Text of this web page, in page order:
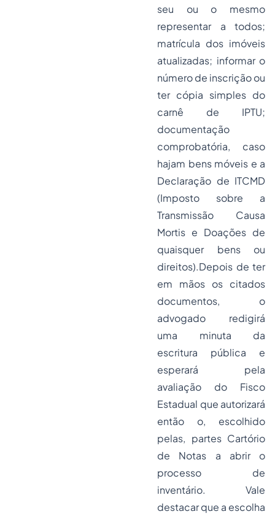
seu ou o mesmo
representar a todos;
matrícula dos imóveis
atualizadas; informar o
número de inscrição ou
ter cópia simples do
carnê de IPTU;
documentação
comprobatória, caso
hajam bens móveis e a
Declaração de ITCMD
(Imposto sobre a
Transmissão Causa
Mortis e Doações de
quaisquer bens ou
direitos).Depois de ter
em mãos os citados
documentos, o
advogado redigirá
uma minuta da
escritura pública e
esperará pela
avaliação do Fisco
Estadual que autorizará
então o, escolhido
pelas, partes Cartório
de Notas a abrir o
processo de
inventário. Vale
destacar que a escolha